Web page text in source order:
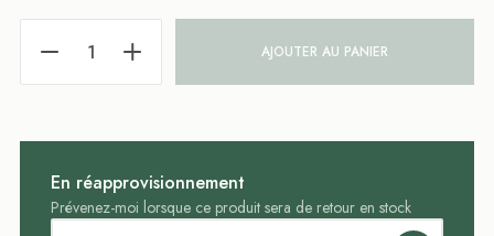
AJOUTER AU PANIER
En réapprovisionnement
Prévenez-moi lorsque ce produit sera de retour en stock